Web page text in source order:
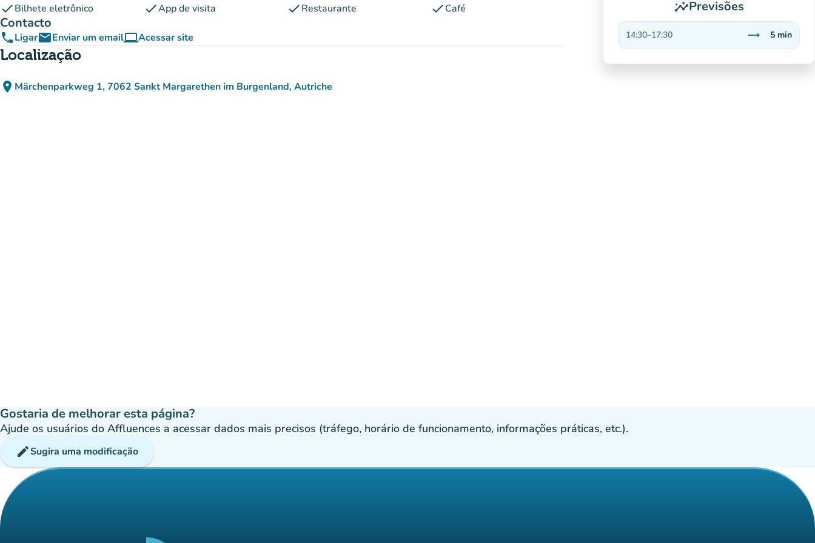
checkBilhete eletrônico checkApp de visita checkRestaurante checkCafé
Contacto
phoneLigaremailEnviar um emailcomputerAcessar site
(novo separador)
Localização
place Märchenparkweg 1, 7062 Sankt Margarethen im Burgenland, Autriche
(abrir no Google Maps)
(novo separador)
insightsPrevisões
14:30–17:30 trending_flat
Estável
5 min
Gostaria de melhorar esta página?
Ajude os usuários do Affluences a acessar dados mais precisos (tráfego, horário de funcionamento, informações práticas, etc.).
editSugira uma modificação